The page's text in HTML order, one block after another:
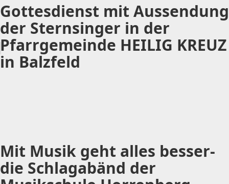
Gottesdienst mit Aussendung
der Sternsinger in der
Pfarrgemeinde HEILIG KREUZ
in Balzfeld
Mit Musik geht alles besser-
die Schlagabänd der